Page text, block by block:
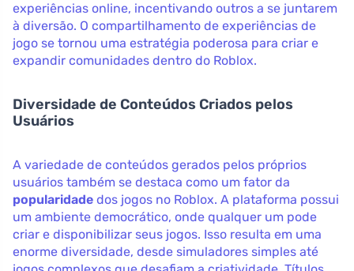
experiências online, incentivando outros a se juntarem
à diversão. O compartilhamento de experiências de
jogo se tornou uma estratégia poderosa para criar e
expandir comunidades dentro do Roblox.
Diversidade de Conteúdos Criados pelos
Usuários
A variedade de conteúdos gerados pelos próprios
usuários também se destaca como um fator da
popularidade dos jogos no Roblox. A plataforma possui
um ambiente democrático, onde qualquer um pode
criar e disponibilizar seus jogos. Isso resulta em uma
enorme diversidade, desde simuladores simples até